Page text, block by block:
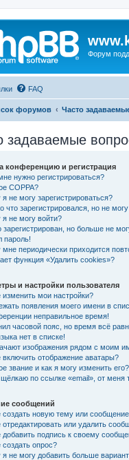
Форум
FAQ
форумов Часто
задаваемые
конференцию и регистрация
нужно регистрироваться?
COPPA?
не могу зарегистрироваться?
что зарегистрировался, но не
не могу войти?
зарегистрирован, но больше не
пароль!
периодически приходится
функция «Удалить cookies»?
и настройки пользователя
изменить мои настройки?
появления моего имени в
неправильное время!
часовой пояс, но время всё
нет в списке!
изображения рядом с моим
включить отображение аватары?
звание и как я могу изменить его?
щёлкаю по ссылке «email», от меня
сообщений
создать новую тему или
отредактировать или удалить
добавить подпись к своему
создать опрос?
не могу добавить больше